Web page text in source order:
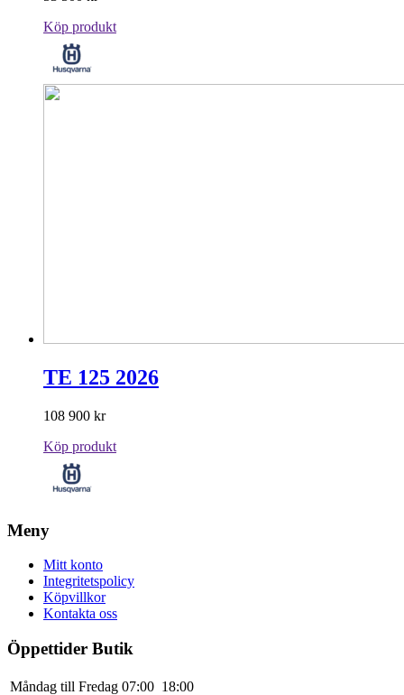
Köp produkt
TE 125 2026
108 900 kr
Köp produkt
Meny
Mitt konto
Integritetspolicy
Köpvillkor
Kontakta oss
Öppettider Butik
Måndag till Fredag 07:00 18:00